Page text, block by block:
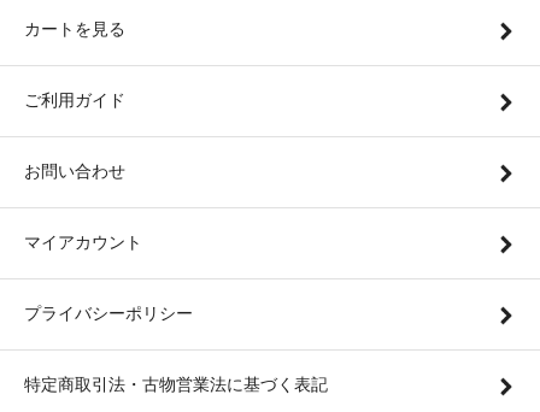
カートを見る
ご利用ガイド
お問い合わせ
マイアカウント
プライバシーポリシー
特定商取引法・古物営業法に基づく表記